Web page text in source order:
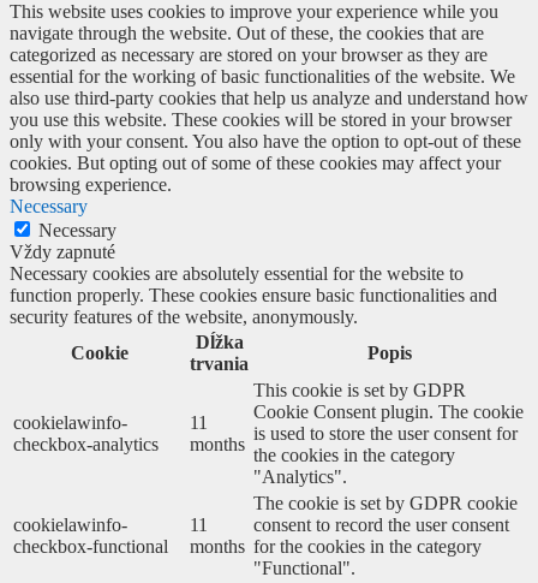
This website uses cookies to improve your experience while you
navigate through the website. Out of these, the cookies that are
categorized as necessary are stored on your browser as they are
essential for the working of basic functionalities of the website. We
also use third-party cookies that help us analyze and understand how
you use this website. These cookies will be stored in your browser
only with your consent. You also have the option to opt-out of these
cookies. But opting out of some of these cookies may affect your
browsing experience.
Necessary
Necessary
Vždy zapnuté
Necessary cookies are absolutely essential for the website to
function properly. These cookies ensure basic functionalities and
security features of the website, anonymously.
Cookie
Dĺžka
trvania
Popis
cookielawinfo-
checkbox-analytics
11
months
This cookie is set by GDPR
Cookie Consent plugin. The cookie
is used to store the user consent for
the cookies in the category
"Analytics".
cookielawinfo-
checkbox-functional
11
months
The cookie is set by GDPR cookie
consent to record the user consent
for the cookies in the category
"Functional".